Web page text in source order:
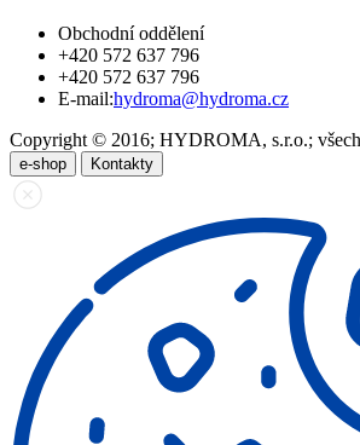
Obchodní oddělení
+420 572 637 796
+420 572 637 796
E-mail:hydroma@hydroma.cz
Copyright © 2016; HYDROMA, s.r.o.;
e-shop Kontakty